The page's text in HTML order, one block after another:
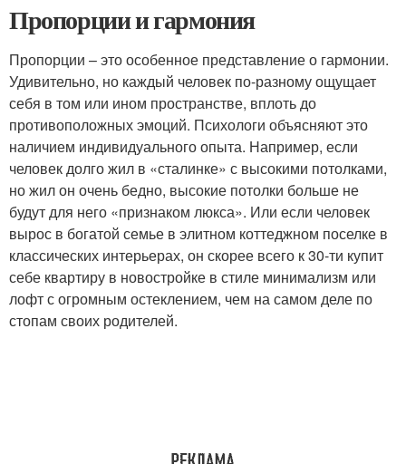
Пропорции и гармония
Пропорции – это особенное представление о гармонии.
Удивительно, но каждый человек по-разному ощущает
себя в том или ином пространстве, вплоть до
противоположных эмоций. Психологи объясняют это
наличием индивидуального опыта. Например, если
человек долго жил в «сталинке» с высокими потолками,
но жил он очень бедно, высокие потолки больше не
будут для него «признаком люкса». Или если человек
вырос в богатой семье в элитном коттеджном поселке в
классических интерьерах, он скорее всего к 30-ти купит
себе квартиру в новостройке в стиле минимализм или
лофт с огромным остеклением, чем на самом деле по
стопам своих родителей.